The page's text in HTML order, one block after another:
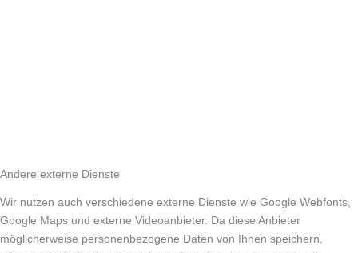
Andere externe Dienste
Wir nutzen auch verschiedene externe Dienste wie Google Webfonts,
Google Maps und externe Videoanbieter. Da diese Anbieter
möglicherweise personenbezogene Daten von Ihnen speichern,